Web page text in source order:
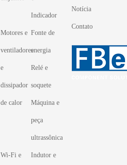
Indicador
Motores e
ventiladores
e
dissipador
de calor
Fonte de
energia
Relé e
soquete
Máquina e
peça
ultrassônica
Wi-Fi e Indutor e
Notícia
Contato